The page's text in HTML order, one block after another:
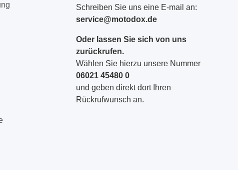
Schreiben Sie uns eine E-mail an:
service@motodox.de
Oder lassen Sie sich von uns
zurückrufen.
Wählen Sie hierzu unsere Nummer
06021 45480 0
und geben direkt dort Ihren
Rückrufwunsch an.